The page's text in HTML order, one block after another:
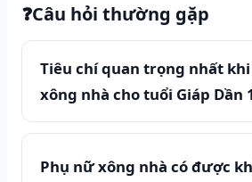
❓Câu hỏi thường gặp
Tiêu chí quan trọng nhất
xông nhà cho tuổi Giáp Dần
Phụ nữ xông nhà có được